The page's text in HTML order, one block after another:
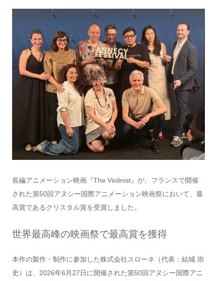
長編アニメーション映画『The Violinist』が、フランスで開催
された第50回アヌシー国際アニメーション映画祭において、最
高賞であるクリスタル賞を受賞しました。
世界最高峰の映画祭で最高賞を獲得
本作の製作・制作に参加した株式会社スローネ（代表：結城 崇
史）は、2026年6月27日に開催された第50回アヌシー国際アニ